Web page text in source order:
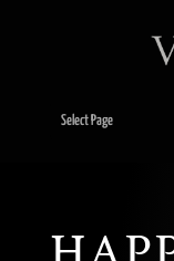
Select Page